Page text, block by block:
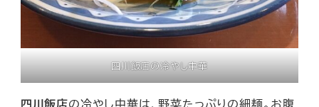
四川飯店の冷やし中華